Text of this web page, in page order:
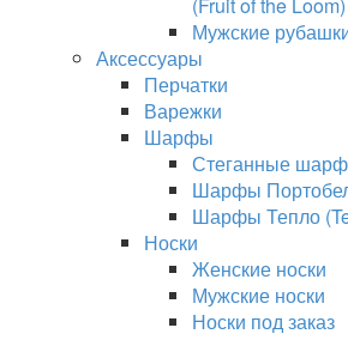
Мужские
Аксессуары
Перчатки
Варежки
Шарфы
Стеганные
Шарфы
Шарфы Тепло
Носки
Женские носки
Мужские носки
Носки под заказ